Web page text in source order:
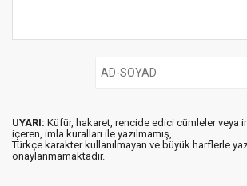
UYARI: Küfür, hakaret, rencide edici cümleler veya
içeren, imla kuralları ile yazılmamış,
Türkçe karakter kullanılmayan ve büyük harflerle
onaylanmamaktadır.